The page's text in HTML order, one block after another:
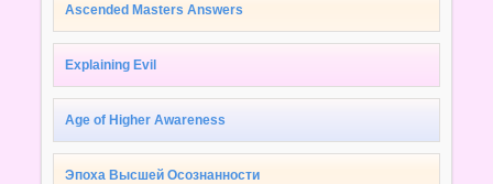
Ascended Masters Answers
Explaining Evil
Age of Higher Awareness
Эпоха Высшей Осознанности